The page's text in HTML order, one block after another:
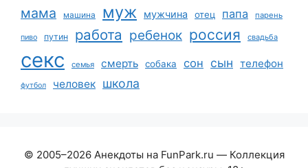
мама машина муж мужчина отец папа парень
пиво путин работа ребенок россия свадьба
секс семья смерть собака сон сын телефон
футбол человек школа
© 2005–2026 Анекдоты на FunPark.ru — Коллекция